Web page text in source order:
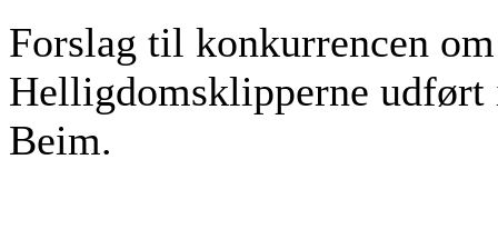
Forslag til konkurrencen
Helligdomsklipperne udført
Beim.